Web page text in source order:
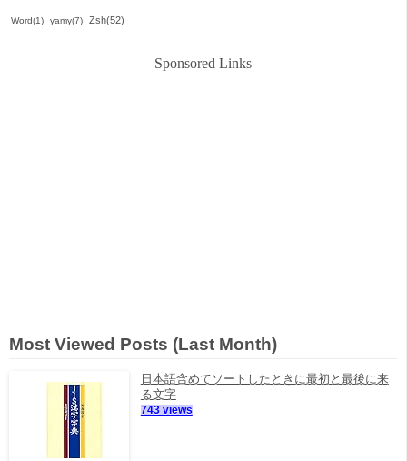
Word(1) yamy(7) Zsh(52)
Sponsored Links
Most Viewed Posts (Last Month)
日本語含めてソートしたときに最初と最後に来
る文字
743 views